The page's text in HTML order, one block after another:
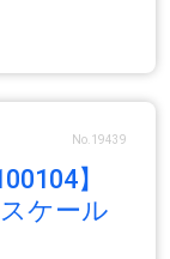
No.19439
】
ケール